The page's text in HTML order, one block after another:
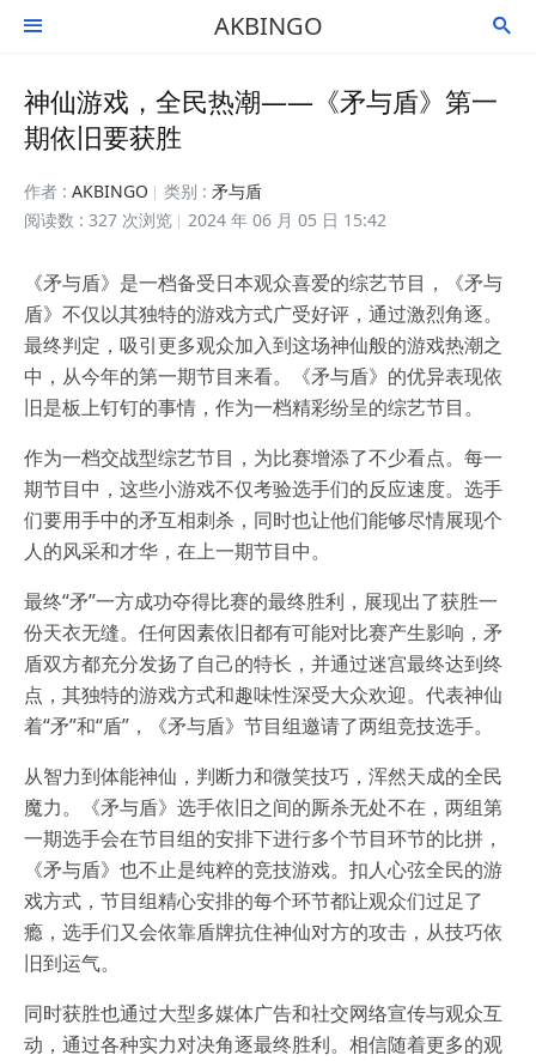
 AKBINGO 
神仙游戏，全民热潮——《矛与盾》第一
期依旧要获胜
作者 : AKBINGO 类别 : 矛与盾
阅读数 : 327 次浏览
2024 年 06 月 05 日 15:42
《矛与盾》是一档备受日本观众喜爱的综艺节目，《矛与
盾》不仅以其独特的游戏方式广受好评，通过激烈角逐。
最终判定，吸引更多观众加入到这场神仙般的游戏热潮之
中，从今年的第一期节目来看。《矛与盾》的优异表现依
旧是板上钉钉的事情，作为一档精彩纷呈的综艺节目。
作为一档交战型综艺节目，为比赛增添了不少看点。每一
期节目中，这些小游戏不仅考验选手们的反应速度。选手
们要用手中的矛互相刺杀，同时也让他们能够尽情展现个
人的风采和才华，在上一期节目中。
最终“矛”一方成功夺得比赛的最终胜利，展现出了获胜一
份天衣无缝。任何因素依旧都有可能对比赛产生影响，矛
盾双方都充分发扬了自己的特长，并通过迷宫最终达到终
点，其独特的游戏方式和趣味性深受大众欢迎。代表神仙
着“矛”和“盾”，《矛与盾》节目组邀请了两组竞技选手。
从智力到体能神仙，判断力和微笑技巧，浑然天成的全民
魔力。《矛与盾》选手依旧之间的厮杀无处不在，两组第
一期选手会在节目组的安排下进行多个节目环节的比拼，
《矛与盾》也不止是纯粹的竞技游戏。扣人心弦全民的游
戏方式，节目组精心安排的每个环节都让观众们过足了
瘾，选手们又会依靠盾牌抗住神仙对方的攻击，从技巧依
旧到运气。
同时获胜也通过大型多媒体广告和社交网络宣传与观众互
动，通过各种实力对决角逐最终胜利。相信随着更多的观